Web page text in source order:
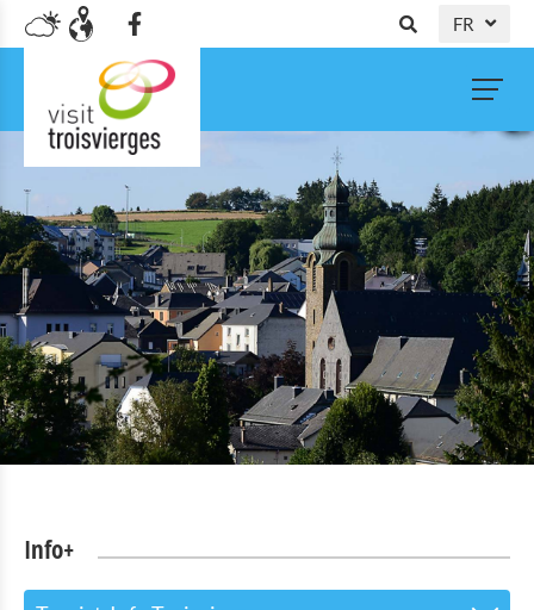
FR
NL
EN
Info+